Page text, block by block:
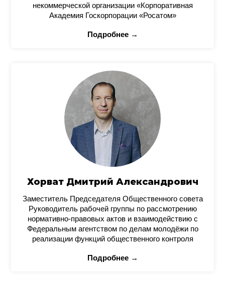
некоммерческой организации «Корпоративная
Академия Госкорпорации «Росатом»
Подробнее →
Хорват Дмитрий Александрович
Заместитель Председателя Общественного совета
Руководитель рабочей группы по рассмотрению
нормативно-правовых актов и взаимодействию с
Федеральным агентством по делам молодёжи по
реализации функций общественного контроля
Подробнее →